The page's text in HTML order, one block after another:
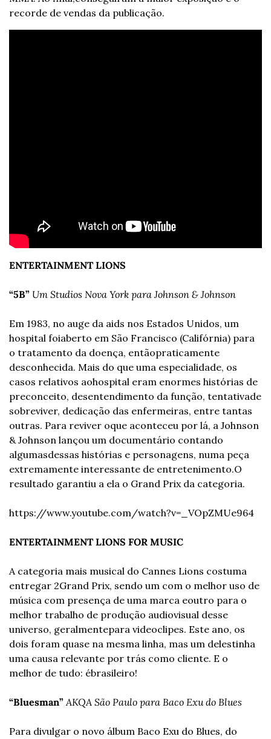
recorde de vendas da publicação.
ENTERTAINMENT LIONS
“5B” Um Studios Nova York para Johnson & Johnson
Em 1983, no auge da aids nos Estados Unidos, um
hospital foiaberto em São Francisco (Califórnia) para
o tratamento da doença, entãopraticamente
desconhecida. Mais do que uma especialidade, os
casos relativos aohospital eram enormes histórias de
preconceito, desentendimento da função, tentativade
sobreviver, dedicação das enfermeiras, entre tantas
outras. Para reviver oque aconteceu por lá, a Johnson
& Johnson lançou um documentário contando
algumasdessas histórias e personagens, numa peça
extremamente interessante de entretenimento.O
resultado garantiu a ela o Grand Prix da categoria.
https://www.youtube.com/watch?v=_VOpZMUe964
ENTERTAINMENT LIONS FOR MUSIC
A categoria mais musical do Cannes Lions costuma
entregar 2Grand Prix, sendo um com o melhor uso de
música com presença de uma marca eoutro para o
melhor trabalho de produção audiovisual desse
universo, geralmentepara videoclipes. Este ano, os
dois foram quase na mesma linha, mas um delestinha
uma causa relevante por trás como cliente. E o
melhor de tudo: ébrasileiro!
“Bluesman” AKQA São Paulo para Baco Exu do Blues
Para divulgar o novo álbum Baco Exu do Blues, do